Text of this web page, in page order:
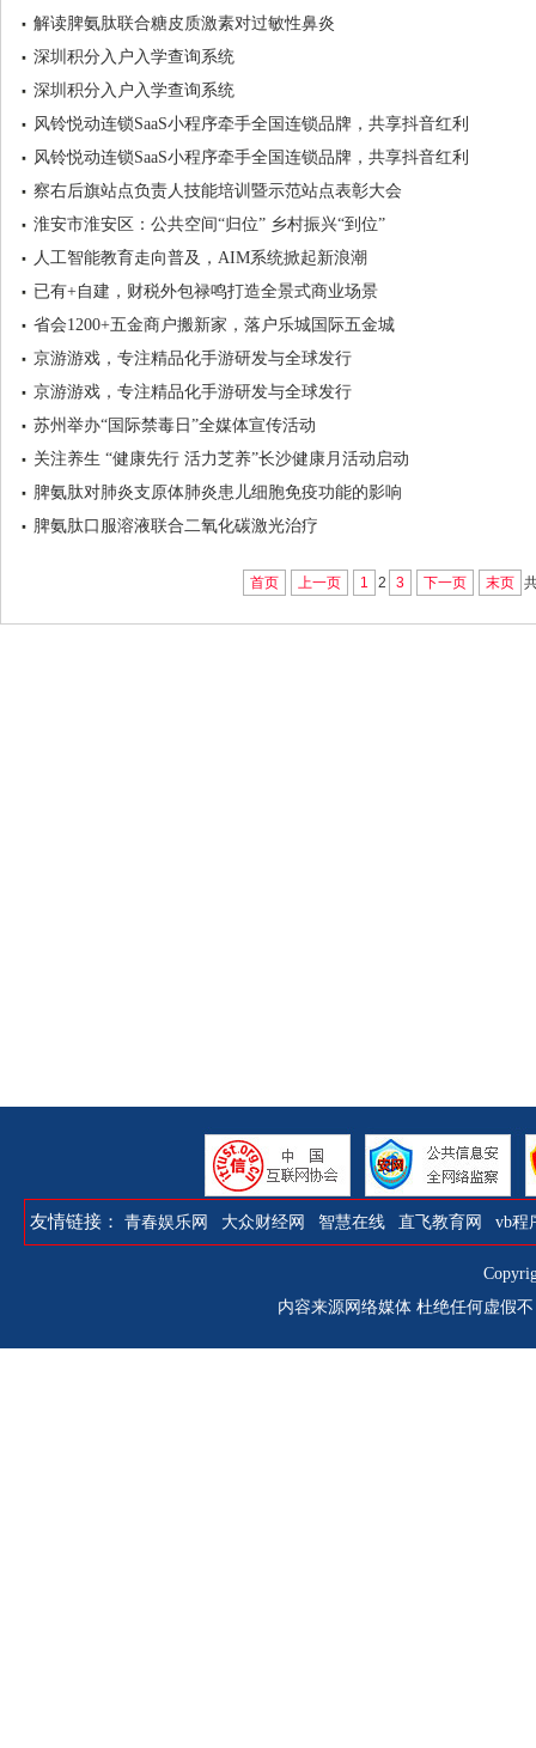
解读脾氨肽联合糖皮质激素对过敏性鼻炎
深圳积分入户入学查询系统
深圳积分入户入学查询系统
风铃悦动连锁SaaS小程序牵手全国连锁品牌，共享抖音红利
风铃悦动连锁SaaS小程序牵手全国连锁品牌，共享抖音红利
察右后旗站点负责人技能培训暨示范站点表彰大会
淮安市淮安区：公共空间“归位” 乡村振兴“到位”
人工智能教育走向普及，AIM系统掀起新浪潮
已有+自建，财税外包禄鸣打造全景式商业场景
省会1200+五金商户搬新家，落户乐城国际五金城
京游游戏，专注精品化手游研发与全球发行
京游游戏，专注精品化手游研发与全球发行
苏州举办“国际禁毒日”全媒体宣传活动
关注养生 “健康先行 活力芝养”长沙健康月活动启动
脾氨肽对肺炎支原体肺炎患儿细胞免疫功能的影响
脾氨肽口服溶液联合二氧化碳激光治疗
首页 上一页 1 2 3 下一页 末页
友情链接： 青春娱乐网 大众财经网 智慧在线 直飞教育网 vb程
内容来源网络媒体 杜绝任何虚假